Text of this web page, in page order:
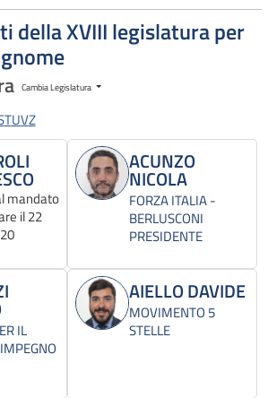
della XVIII legislatura per
Cambia Legislatura
TUVZ
mandato
il 22
ACUNZO
NICOLA
FORZA ITALIA -
BERLUSCONI
PRESIDENTE
IL
AIELLO DAVIDE
MOVIMENTO 5
STELLE